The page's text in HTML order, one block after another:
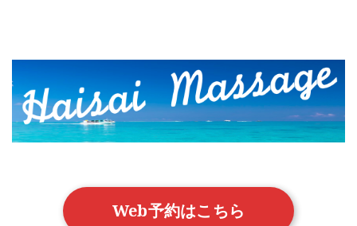
Web予約はこちら